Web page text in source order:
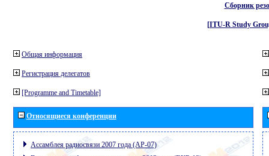
Сборник
[ITU-R Study
Общая информация
Регистрация делегатов
[Programme and Timetable]
Относящиеся конференции
Ассамблея радиосвязи 2007 года (АР-07)